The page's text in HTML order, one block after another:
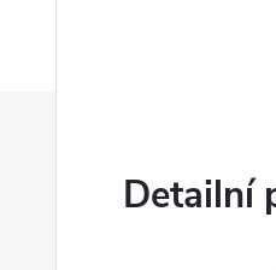
Detailní